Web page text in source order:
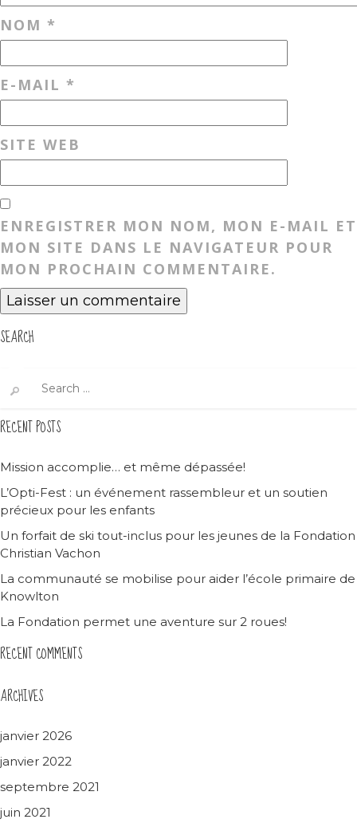
NOM *
E-MAIL *
SITE WEB
ENREGISTRER MON NOM, MON E-MAIL ET
MON SITE DANS LE NAVIGATEUR POUR
MON PROCHAIN COMMENTAIRE.
SEARCH
for:
RECENT POSTS
Mission accomplie… et même dépassée!
L’Opti-Fest : un événement rassembleur et un soutien
précieux pour les enfants
Un forfait de ski tout-inclus pour les jeunes de la Fondation
Christian Vachon
La communauté se mobilise pour aider l’école primaire de
Knowlton
La Fondation permet une aventure sur 2 roues!
RECENT COMMENTS
ARCHIVES
janvier 2026
janvier 2022
septembre 2021
juin 2021